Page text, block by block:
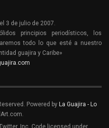
3 de julio de 2007.
principios periodísticos, los
todo lo que esté a nuestro
guajira y Caribe»
Powered by La Guajira - Lo
Inc. Code licensed under